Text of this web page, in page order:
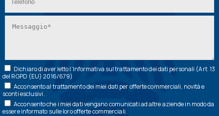
Dichiaro di aver letto l’Informativa sul trattamento dei dati personali (Art. 13
del RGPD (EU) 2016/679)
Acconsento al trattamento dei miei dati per offerte commerciali, novità e
sconti esclusivi.
Acconsento che i miei dati vengano comunicati ad altre aziende in modo da
essere informato sulle loro offerte commerciali.